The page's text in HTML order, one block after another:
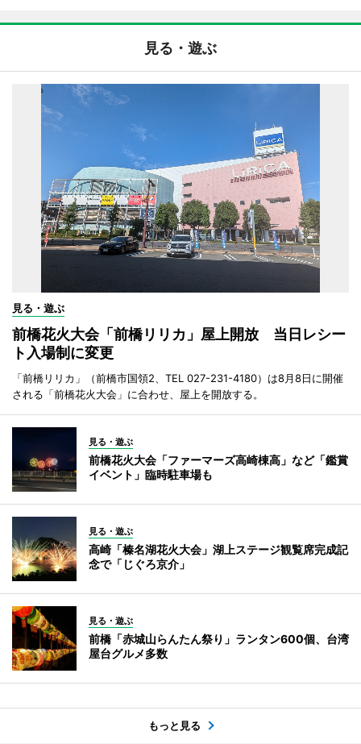
見る・遊ぶ
見る・遊ぶ
前橋花火大会「前橋リリカ」屋上開放 当日レシー
ト入場制に変更
「前橋リリカ」（前橋市国領2、TEL 027-231-4180）は8月8日に開催
される「前橋花火大会」に合わせ、屋上を開放する。
見る・遊ぶ
前橋花火大会「ファーマーズ高崎棟高」など「鑑賞
イベント」臨時駐車場も
見る・遊ぶ
高崎「榛名湖花火大会」湖上ステージ観覧席完成記
念で「じぐろ京介」
見る・遊ぶ
前橋「赤城山らんたん祭り」ランタン600個、台湾
屋台グルメ多数
もっと見る